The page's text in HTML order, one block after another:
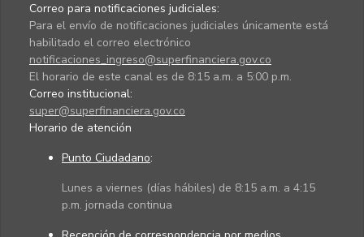
Correo para notificaciones judiciales:
Para el envío de notificaciones judiciales únicamente está
habilitado el correo electrónico
notificaciones_ingreso@superfinanciera.gov.co
El horario de este canal es de 8:15 a.m. a 5:00 p.m.
Correo institucional:
super@superfinanciera.gov.co
Horario de atención
Punto Ciudadano:
Lunes a viernes (días hábiles) de 8:15 a.m. a 4:15
p.m. jornada continua